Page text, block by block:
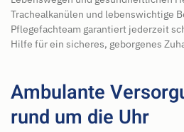
Trachealkanülen und lebenswichtige
Pflegefachteam garantiert jederzeit
Hilfe für ein sicheres, geborgenes
Ambulante
rund um die Uhr